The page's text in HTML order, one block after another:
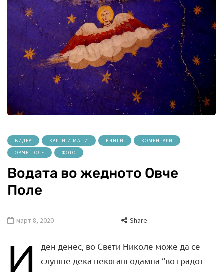
ВИДЕА КАРТИ И МАПИ КНИГИ
КОМЕНТАРИ
ОВЧЕ ПОЛЕ
ФОТО
Водата во жедното Овче
Поле
март 8, 2020 Share
И
ден денес, во Свети Николе може да се
слушне дека некогаш одамна “во градот